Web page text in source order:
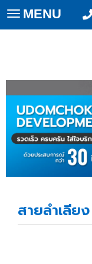
Toggle
navigation
MENU
สายลำเลียง